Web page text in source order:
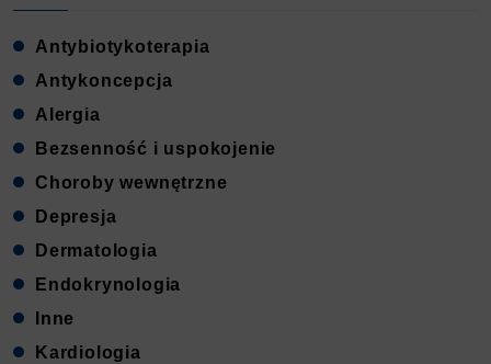
Antybiotykoterapia
Antykoncepcja
Alergia
Bezsenność i uspokojenie
Choroby wewnętrzne
Depresja
Dermatologia
Endokrynologia
Inne
Kardiologia